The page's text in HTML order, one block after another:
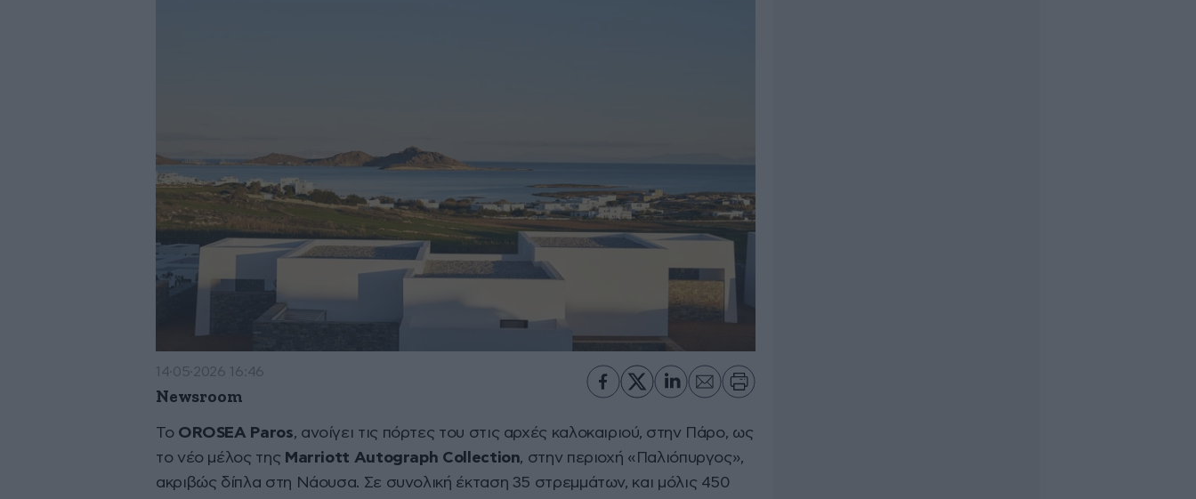
14·05·2026 16:46
Newsroom
Το OROSEA Paros, ανοίγει τις πόρτες του στις αρχές καλοκαιριού, στην Πάρο, ως
το νέο μέλος της Marriott Autograph Collection, στην περιοχή «Παλιόπυργος»,
ακριβώς δίπλα στη Νάουσα. Σε συνολική έκταση 35 στρεμμάτων, και μόλις 450